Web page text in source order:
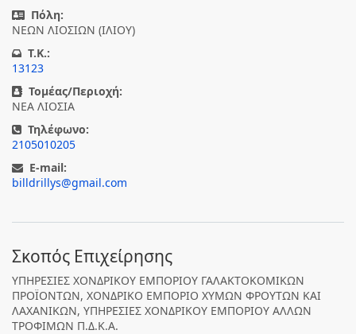
Πόλη:
ΝΕΩΝ ΛΙΟΣΙΩΝ (ΙΛΙΟΥ)
T.K.:
13123
Τομέας/Περιοχή:
ΝΕΑ ΛΙΟΣΙΑ
Τηλέφωνο:
2105010205
E-mail:
billdrillys@gmail.com
Σκοπός Επιχείρησης
ΥΠΗΡΕΣΙΕΣ ΧΟΝΔΡΙΚΟΥ ΕΜΠΟΡΙΟΥ ΓΑΛΑΚΤΟΚΟΜΙΚΩΝ
ΠΡΟΪΟΝΤΩΝ, ΧΟΝΔΡΙΚΟ ΕΜΠΟΡΙΟ ΧΥΜΩΝ ΦΡΟΥΤΩΝ ΚΑΙ
ΛΑΧΑΝΙΚΩΝ, ΥΠΗΡΕΣΙΕΣ ΧΟΝΔΡΙΚΟΥ ΕΜΠΟΡΙΟΥ ΑΛΛΩΝ
ΤΡΟΦΙΜΩΝ Π.Δ.Κ.Α.